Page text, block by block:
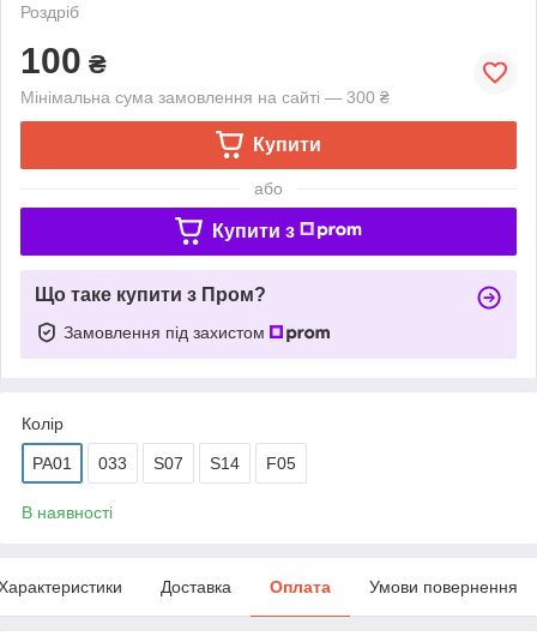
Роздріб
100 ₴
Мінімальна сума замовлення на сайті — 300 ₴
Купити
або
Купити з
Що таке купити з Пром?
Замовлення під захистом
Колір
PA01 033 S07 S14 F05
В наявності
Доставка Оплата Умови повернення